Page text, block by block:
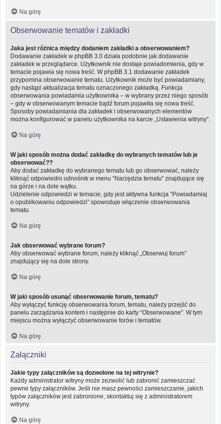
Na górę
Obserwowanie tematów i zakładki
Jaka jest różnica między dodaniem zakładki a obserwowaniem?
Dodawanie zakładek w phpBB 3.0 działa podobnie jak dodawanie
zakładek w przeglądarce. Użytkownik nie dostaje powiadomienia, gdy w
temacie pojawia się nowa treść. W phpBB 3.1 dodawanie zakładek
przypomina obserwowanie tematu. Użytkownik może być powiadamiany,
gdy nastąpi aktualizacja tematu oznaczonego zakładką. Funkcja
obserwowania powiadamia użytkownika – w wybrany przez niego sposób
– gdy w obserwowanym temacie bądź forum pojawiła się nowa treść.
Sposoby powiadamiania dla zakładek i obserwowanych elementów
można konfigurować w panelu użytkownika na karcie „Ustawienia witryny”.
Na górę
W jaki sposób można dodać zakładkę do wybranych tematów lub je
obserwować??
Aby dodać zakładkę do wybranego tematu lub go obserwować, należy
kliknąć odpowiedni odnośnik w menu “Narzędzia tematu” znajdujące się
na górze i na dole wątku.
Udzielenie odpowiedzi w temacie, gdy jest aktywna funkcja “Powiadamiaj
o opublikowaniu odpowiedzi” spowoduje włączenie obserwowania
tematu.
Na górę
Jak obserwować wybrane forum?
Aby obserwować wybrane forum, należy kliknąć „Obserwuj forum”
znajdujący się na dole strony.
Na górę
W jaki sposób usunąć obserwowanie forum, tematu?
Aby wyłączyć funkcję obserwowania forum, tematu, należy przejść do
panelu zarządzania kontem i następnie do karty “Obserwowane”. W tym
miejscu można wyłączyć obserwowanie forów i tematów.
Na górę
Załączniki
Jakie typy załączników są dozwolone na tej witrynie?
Każdy administrator witryny może zezwolić lub zabronić zamieszczać
pewne typy załączników. Jeśli nie masz pewności zamieszczanie, jakich
typów załączników jest zabronione, skontaktuj się z administratorem
witryny.
Na górę